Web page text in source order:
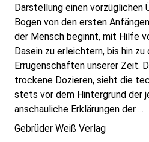
Darstellung einen vorzüglichen
Bogen von den ersten
der Mensch beginnt, mit Hilfe
Dasein zu erleichtern, bis hin zu
Errugenschaften unserer Zeit.
trockene Dozieren, sieht die
stets vor dem Hintergrund der
anschauliche Erklärungen der ...
Gebrüder Weiß Verlag